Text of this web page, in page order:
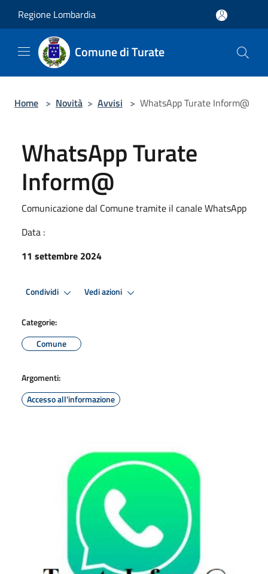
Regione Lombardia
Comune di Turate
Home > Novità > Avvisi > WhatsApp Turate Inform@
WhatsApp Turate
Inform@
Comunicazione dal Comune tramite il canale WhatsApp
Data :
11 settembre 2024
Condividi Vedi azioni
Categorie:
Comune
Argomenti:
Accesso all'informazione